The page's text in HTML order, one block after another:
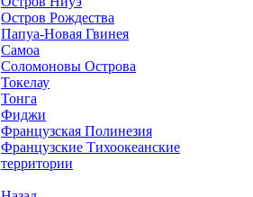
Остров Рождества
Папуа-Новая Гвинея
Самоа
Соломоновы Острова
Токелау
Тонга
Фиджи
Французская Полинезия
Французские Тихоокеанские
территории